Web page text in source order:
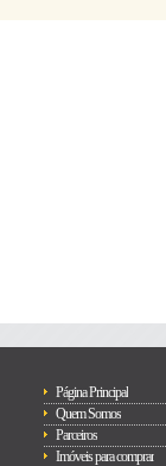
Página Principal
Quem Somos
Parceiros
Imóveis para comprar